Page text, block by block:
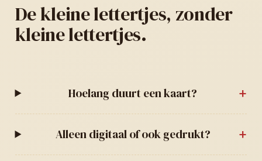
De kleine lettertjes, zonder
kleine lettertjes.
Hoelang duurt een kaart?
Alleen digitaal of ook gedrukt?